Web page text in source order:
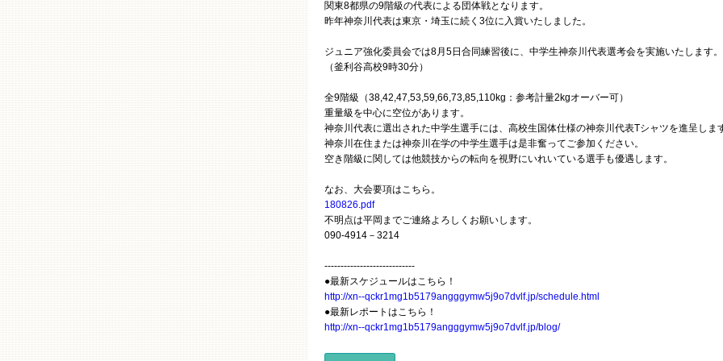
関東8都県の9階級の代表による団体戦となります。
昨年神奈川代表は東京・埼玉に続く3位に入賞いたしました。
ジュニア強化委員会では8月5日合同練習後に、中学生神奈川代表選考会を実施いたします。
（釜利谷高校9時30分）
全9階級（38,42,47,53,59,66,73,85,110kg：参考計量2kgオーバー可）
重量級を中心に空位があります。
神奈川代表に選出された中学生選手には、高校生国体仕様の神奈川代表Tシャツを進呈しま
神奈川在住または神奈川在学の中学生選手は是非奮ってご参加ください。
空き階級に関しては他競技からの転向を視野にいれいている選手も優遇します。
なお、大会要項はこちら。
180826.pdf
不明点は平岡までご連絡よろしくお願いします。
090-4914－3214
----------------------------
●最新スケジュールはこちら！
http://xn--qckr1mg1b5179angggymw5j9o7dvlf.jp/schedule.html
●最新レポートはこちら！
http://xn--qckr1mg1b5179angggymw5j9o7dvlf.jp/blog/